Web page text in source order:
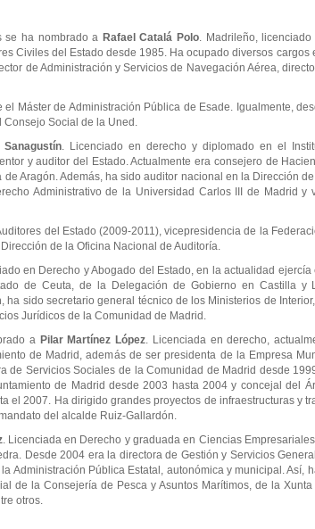
se ha nombrado a Rafael Catalá Polo. Madrileño,
Civiles del Estado desde 1985. Ha ocupado diversos cargos
de Administración y Servicios de Navegación Aérea,
Máster de Administración Pública de Esade. Igualmente,
Consejo Social de la Uned.
. Licenciado en derecho y diplomado en el
y auditor del Estado. Actualmente era consejero de
Aragón. Además, ha sido auditor nacional en la Dirección
Administrativo de la Universidad Carlos III de Madrid y
del Estado (2009-2011), vicepresidencia de la
de la Oficina Nacional de Auditoría.
en Derecho y Abogado del Estado, en la actualidad
de Ceuta, de la Delegación de Gobierno en Castilla
sido secretario general técnico de los Ministerios de
Jurídicos de la Comunidad de Madrid.
a Pilar Martínez López. Licenciada en derecho,
de Madrid, además de ser presidenta de la Empresa
Servicios Sociales de la Comunidad de Madrid desde
de Madrid desde 2003 hasta 2004 y concejal del
el 2007. Ha dirigido grandes proyectos de infraestructuras y
del alcalde Ruiz-Gallardón.
. Licenciada en Derecho y graduada en Ciencias
Desde 2004 era la directora de Gestión y Servicios
Administración Pública Estatal, autonómica y municipal. Así,
de la Consejería de Pesca y Asuntos Marítimos, de la
otros.